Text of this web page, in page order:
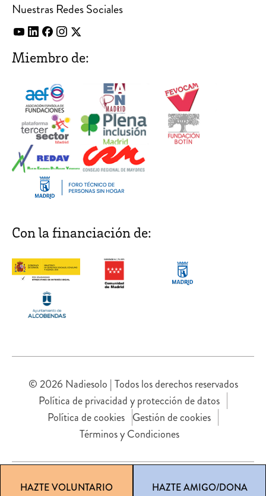
Nuestras Redes Sociales
Miembro de:
Con la financiación de:
© 2026 Nadiesolo | Todos los derechos reservados
Política de privacidad y protección de datos
Política de cookies Gestión de cookies
Términos y Condiciones
HAZTE VOLUNTARIO HAZTE AMIGO/DONA